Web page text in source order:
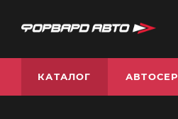
КАТАЛОГ